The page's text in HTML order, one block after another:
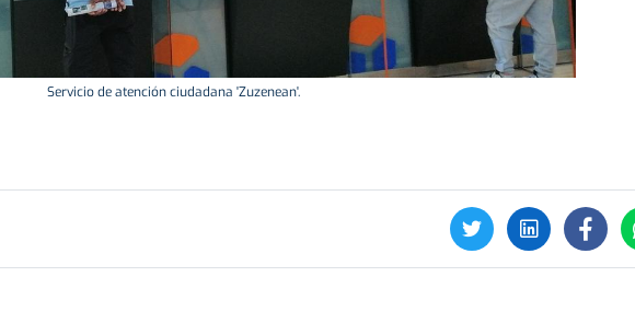
Servicio de atención ciudadana 'Zuzenean'.